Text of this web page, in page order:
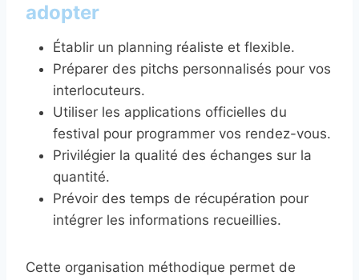
adopter
Établir un planning réaliste et flexible.
Préparer des pitchs personnalisés pour vos
interlocuteurs.
Utiliser les applications officielles du
festival pour programmer vos rendez-vous.
Privilégier la qualité des échanges sur la
quantité.
Prévoir des temps de récupération pour
intégrer les informations recueillies.
Cette organisation méthodique permet de